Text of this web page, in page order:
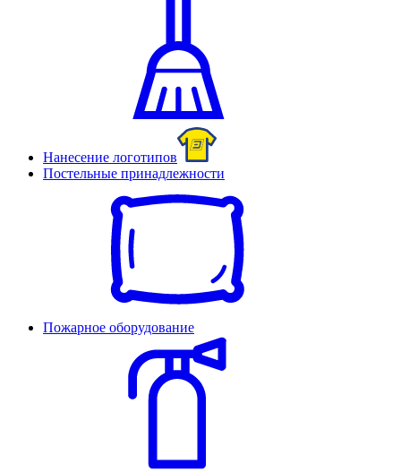
Нанесение логотипов
Постельные принадлежности
Пожарное оборудование